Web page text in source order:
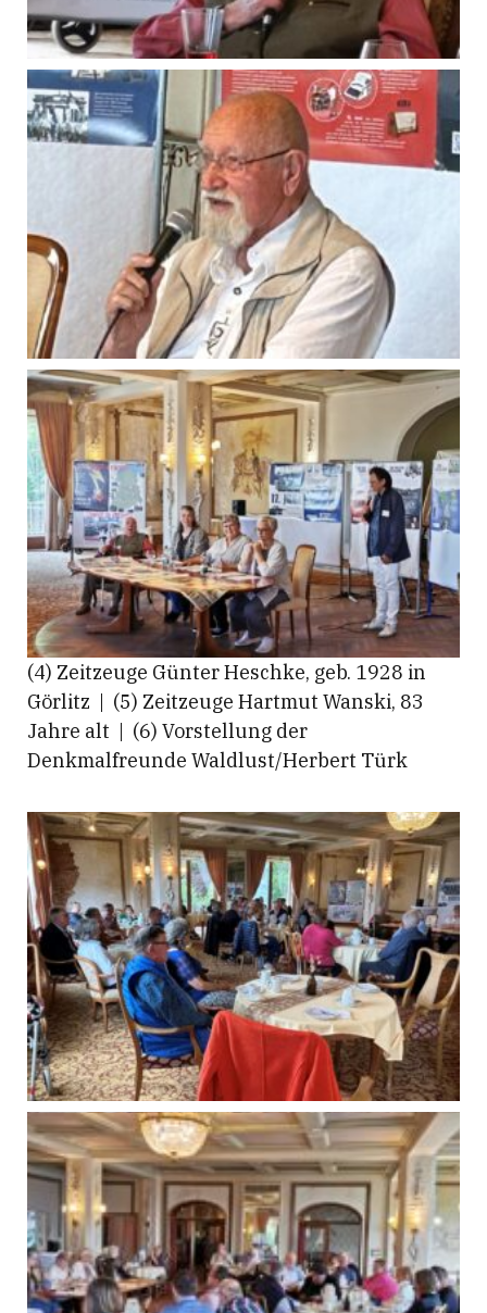
(4) Zeitzeuge Günter Heschke, geb. 1928 in
Görlitz | (5) Zeitzeuge Hartmut Wanski, 83
Jahre alt | (6) Vorstellung der
Denkmalfreunde Waldlust/Herbert Türk